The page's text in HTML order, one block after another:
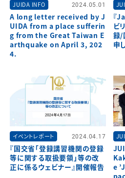
JUIDA INFO 2024.05.01
A long letter received by J
UIDA from a place sufferin
g from the Great Taiwan E
arthquake on April 3, 202
4.
『
ビ
録/
申
イベントレポート 2024.04.17
『国交省「登録講習機関の登録
等に関する取扱要領」等の改
正に係るウェビナー』開催報告
e